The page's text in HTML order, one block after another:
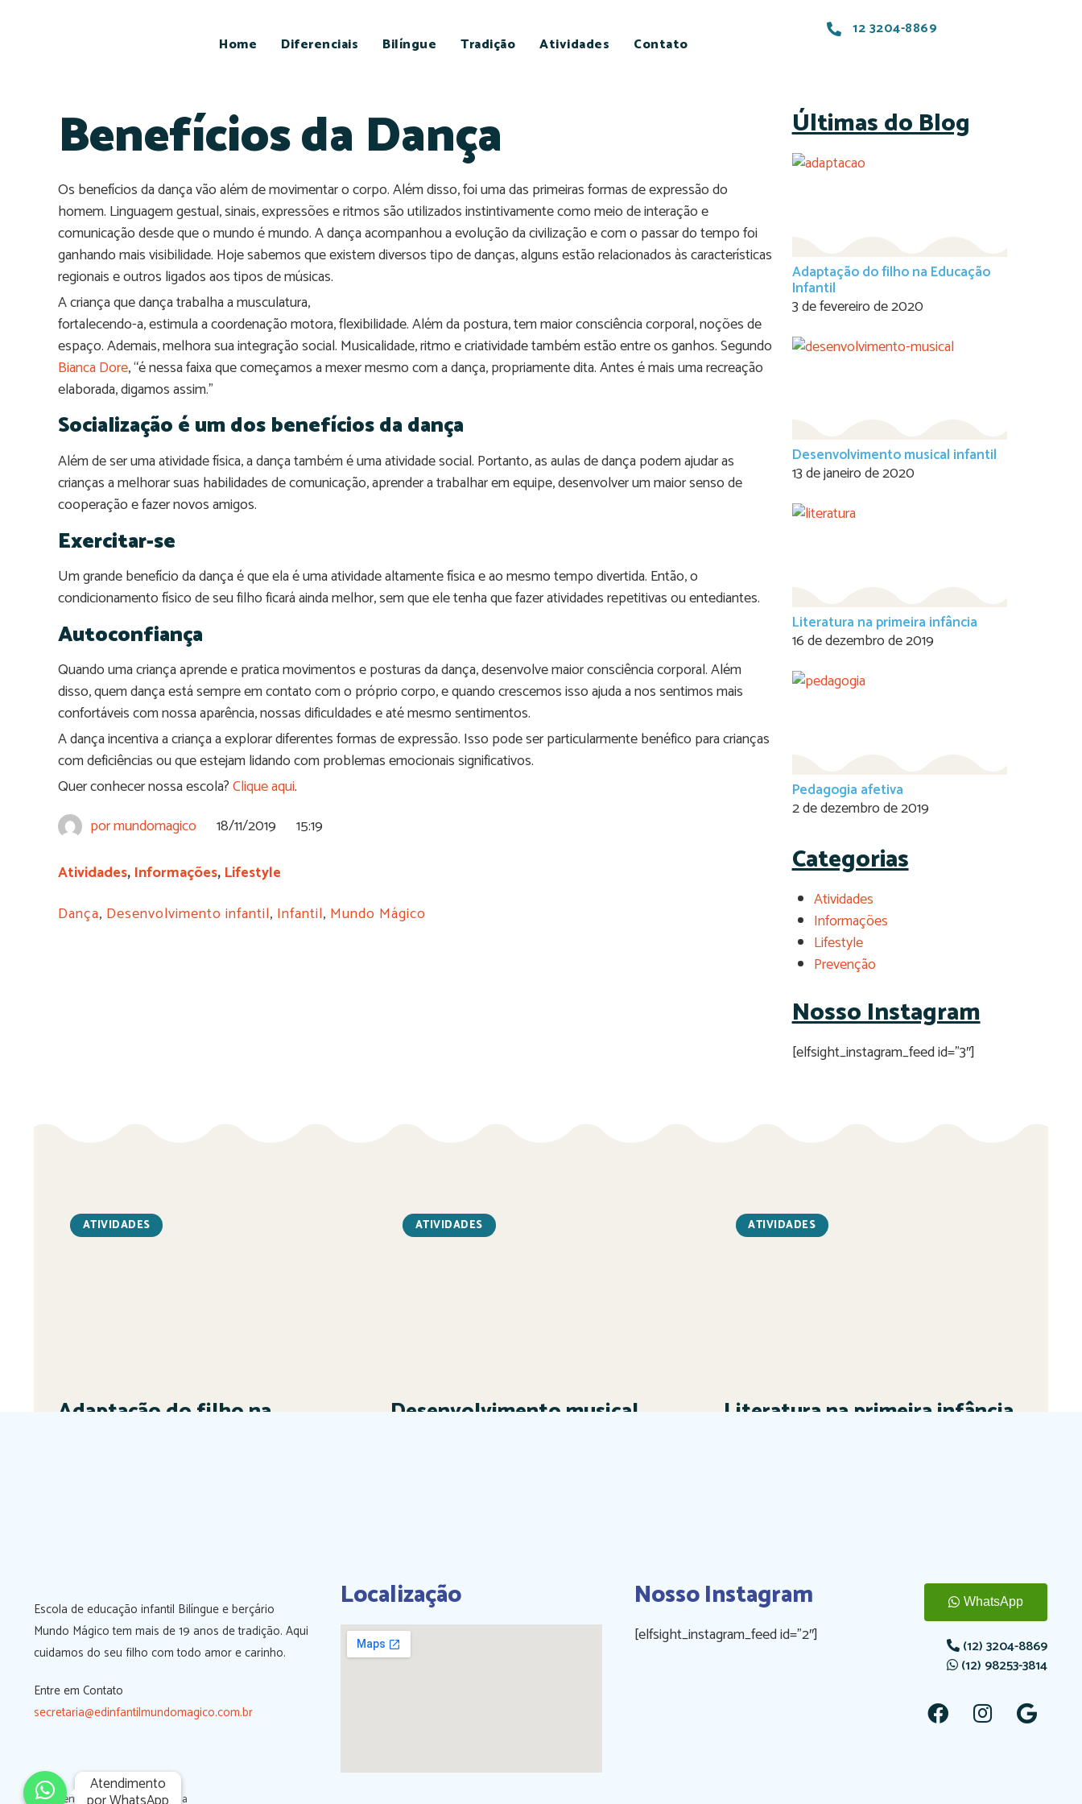
Home Diferenciais Bilíngue Tradição Atividades Contato
12 3204-8869
Benefícios da Dança
Os benefícios da dança vão além de movimentar o corpo. Além disso, foi uma das primeiras formas de expressão do
homem. Linguagem gestual, sinais, expressões e ritmos são utilizados instintivamente como meio de interação e
comunicação desde que o mundo é mundo. A dança acompanhou a evolução da civilização e com o passar do tempo foi
ganhando mais visibilidade. Hoje sabemos que existem diversos tipo de danças, alguns estão relacionados às características
regionais e outros ligados aos tipos de músicas.
A criança que dança trabalha a musculatura,
fortalecendo-a, estimula a coordenação motora, flexibilidade. Além da postura, tem maior consciência corporal, noções de
espaço. Ademais, melhora sua integração social. Musicalidade, ritmo e criatividade também estão entre os ganhos. Segundo
Bianca Dore, “é nessa faixa que começamos a mexer mesmo com a dança, propriamente dita. Antes é mais uma recreação
elaborada, digamos assim.”
Socialização é um dos benefícios da dança
Além de ser uma atividade física, a dança também é uma atividade social. Portanto, as aulas de dança podem ajudar as
crianças a melhorar suas habilidades de comunicação, aprender a trabalhar em equipe, desenvolver um maior senso de
cooperação e fazer novos amigos.
Exercitar-se
Um grande benefício da dança é que ela é uma atividade altamente física e ao mesmo tempo divertida. Então, o
condicionamento físico de seu filho ficará ainda melhor, sem que ele tenha que fazer atividades repetitivas ou entediantes.
Autoconfiança
Quando uma criança aprende e pratica movimentos e posturas da dança, desenvolve maior consciência corporal. Além
disso, quem dança está sempre em contato com o próprio corpo, e quando crescemos isso ajuda a nos sentimos mais
confortáveis com nossa aparência, nossas dificuldades e até mesmo sentimentos.
A dança incentiva a criança a explorar diferentes formas de expressão. Isso pode ser particularmente benéfico para crianças
com deficiências ou que estejam lidando com problemas emocionais significativos.
Quer conhecer nossa escola?Clique aqui.
pormundomagico 18/11/2019
15:19
Atividades, Informações, Lifestyle
Dança, Desenvolvimento infantil, Infantil, Mundo Mágico
Últimas do Blog
Adaptação do filho na Educação
Infantil
3 de fevereiro de 2020
Desenvolvimento musical infantil
13 de janeiro de 2020
Literatura na primeira infância
16 de dezembro de 2019
Pedagogia afetiva
2 de dezembro de 2019
Categorias
Atividades
Informações
Lifestyle
Prevenção
Nosso Instagram
[elfsight_instagram_feed id=”3″]
ATIVIDADES
Adaptação do filho na
ATIVIDADES
Desenvolvimento musical
ATIVIDADES
Literatura na primeira infância
Escola de educação infantil Bilíngue e berçário
Mundo Mágico tem mais de 19 anos de tradição. Aqui
cuidamos do seu filho com todo amor e carinho.
Entre em Contato
secretaria@edinfantilmundomagico.com.br
Localização Nosso Instagram
[elfsight_instagram_feed id=”2″]
WhatsApp
(12) 3204-8869
(12) 98253-3814
© Desenvolvido porSearch Midia
Atendimento
Atendimento